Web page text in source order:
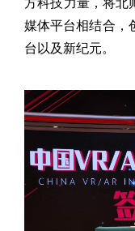
方科技力量，将北
媒体平台相结合，
台以及新纪元。